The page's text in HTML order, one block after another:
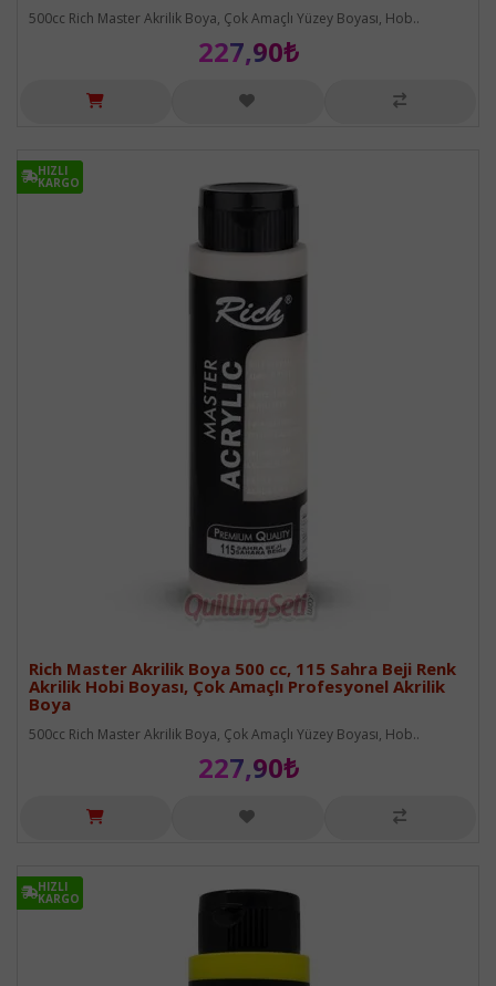
500cc Rich Master Akrilik Boya, Çok Amaçlı Yüzey Boyası, Hob..
227,90₺
HIZLI
KARGO
HIZLI
KARGO
Rich Master Akrilik Boya 500 cc, 115 Sahra Beji Renk
Akrilik Hobi Boyası, Çok Amaçlı Profesyonel Akrilik
Boya
500cc Rich Master Akrilik Boya, Çok Amaçlı Yüzey Boyası, Hob..
227,90₺
HIZLI
KARGO
HIZLI
KARGO